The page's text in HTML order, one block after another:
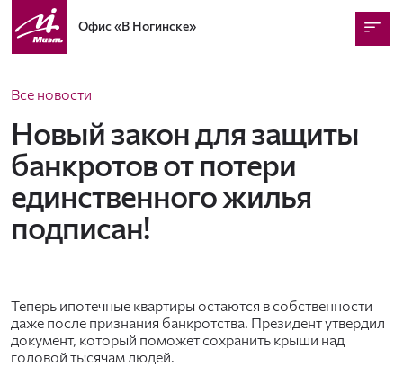
Офис«В Ногинске»
Все новости
Новый закон для защиты
банкротов от потери
единственного жилья
подписан!
Теперь ипотечные квартиры остаются в собственности
даже после признания банкротства. Президент утвердил
документ, который поможет сохранить крыши над
головой тысячам людей.